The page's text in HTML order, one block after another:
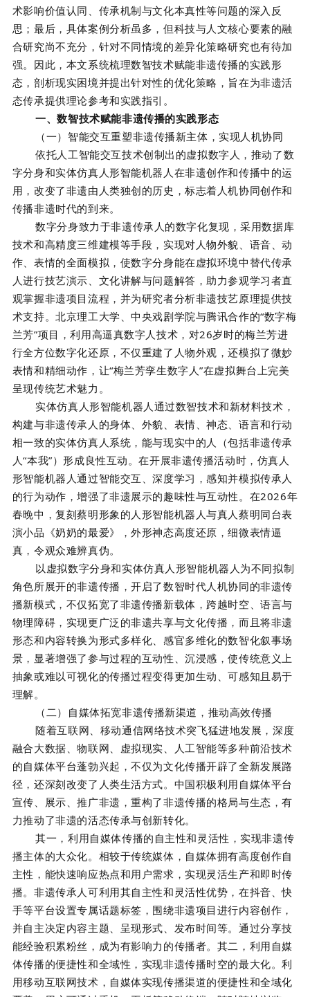
术影响价值认同、传承机制与文化本真性等问题的深入反
思；最后，具体案例分析虽多，但科技与人文核心要素的融
合研究尚不充分，针对不同情境的差异化策略研究也有待加
强。因此，本文系统梳理数智技术赋能非遗传播的实践形
态，剖析现实困境并提出针对性的优化策略，旨在为非遗活
态传承提供理论参考和实践指引。
一、数智技术赋能非遗传播的实践形态
（一）智能交互重塑非遗传播新主体，实现人机协同
依托人工智能交互技术创制出的虚拟数字人，推动了数
字分身和实体仿真人形智能机器人在非遗创作和传播中的运
用，改变了非遗由人类独创的历史，标志着人机协同创作和
传播非遗时代的到来。
数字分身致力于非遗传承人的数字化复现，采用数据库
技术和高精度三维建模等手段，实现对人物外貌、语音、动
作、表情的全面模拟，使数字分身能在虚拟环境中替代传承
人进行技艺演示、文化讲解与问题解答，助力参观学习者直
观掌握非遗项目流程，并为研究者分析非遗技艺原理提供技
术支持。北京理工大学、中央戏剧学院与腾讯合作的“数字梅
兰芳”项目，利用高逼真数字人技术，对26岁时的梅兰芳进
行全方位数字化还原，不仅重建了人物外观，还模拟了微妙
表情和精细动作，让“梅兰芳孪生数字人”在虚拟舞台上完美
呈现传统艺术魅力。
实体仿真人形智能机器人通过数智技术和新材料技术，
构建与非遗传承人的身体、外貌、表情、神态、语言和行动
相一致的实体仿真人系统，能与现实中的人（包括非遗传承
人“本我”）形成良性互动。在开展非遗传播活动时，仿真人
形智能机器人通过智能交互、深度学习，感知并模拟传承人
的行为动作，增强了非遗展示的趣味性与互动性。在2026年
春晚中，复刻蔡明形象的人形智能机器人与真人蔡明同台表
演小品《奶奶的最爱》，外形神态高度还原，细微表情逼
真，令观众难辨真伪。
以虚拟数字分身和实体仿真人形智能机器人为不同拟制
角色所展开的非遗传播，开启了数智时代人机协同的非遗传
播新模式，不仅拓宽了非遗传播新载体，跨越时空、语言与
物理障碍，实现更广泛的非遗共享与文化传播，而且将非遗
形态和内容转换为形式多样化、感官多维化的数智化叙事场
景，显著增强了参与过程的互动性、沉浸感，使传统意义上
抽象或难以可视化的传播过程变得更加生动、可感知且易于
理解。
（二）自媒体拓宽非遗传播新渠道，推动高效传播
随着互联网、移动通信网络技术突飞猛进地发展，深度
融合大数据、物联网、虚拟现实、人工智能等多种前沿技术
的自媒体平台蓬勃兴起，不仅为文化传播开辟了全新发展路
径，还深刻改变了人类生活方式。中国积极利用自媒体平台
宣传、展示、推广非遗，重构了非遗传播的格局与生态，有
力推动了非遗的活态传承与创新转化。
其一，利用自媒体传播的自主性和灵活性，实现非遗传
播主体的大众化。相较于传统媒体，自媒体拥有高度创作自
主性，能快速响应热点和用户需求，实现灵活生产和即时传
播。非遗传承人可利用其自主性和灵活性优势，在抖音、快
手等平台设置专属话题标签，围绕非遗项目进行内容创作，
并自主决定内容主题、呈现形式、发布时间等。通过分享技
能经验积累粉丝，成为有影响力的传播者。其二，利用自媒
体传播的便捷性和全域性，实现非遗传播时空的最大化。利
用移动互联网技术，自媒体实现传播渠道的便捷性和全域化